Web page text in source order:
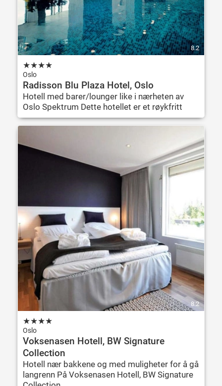
8.2
★★★★
Oslo
Radisson Blu Plaza Hotel, Oslo
Hotell med barer/lounger like i nærheten av
Oslo Spektrum Dette hotellet er et røykfritt
8.2
★★★★
Oslo
Voksenasen Hotell, BW Signature
Collection
Hotell nær bakkene og med muligheter for å gå
langrenn På Voksenasen Hotell, BW Signature